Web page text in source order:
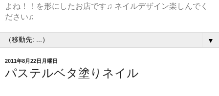
よね！！を形にしたお店です♫ ネイルデザイン楽しんでく
ださい♫
▼
2011年8月22日月曜日
パステルベタ塗りネイル